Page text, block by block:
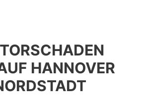
HANNOVER